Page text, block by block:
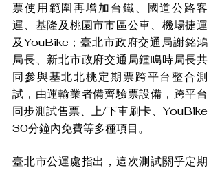
票使用範圍再增加台鐵、國道公路客
運、基隆及桃園市市區公車、機場捷運
及YouBike；臺北市政府交通局謝銘鴻
局長、新北市政府交通局鍾鳴時局長共
同參與基北北桃定期票跨平台整合測
試，由運輸業者備齊驗票設備，跨平台
同步測試售票、上/下車刷卡、YouBike
30分鐘內免費等多種項目。
臺北市公運處指出，這次測試關乎定期